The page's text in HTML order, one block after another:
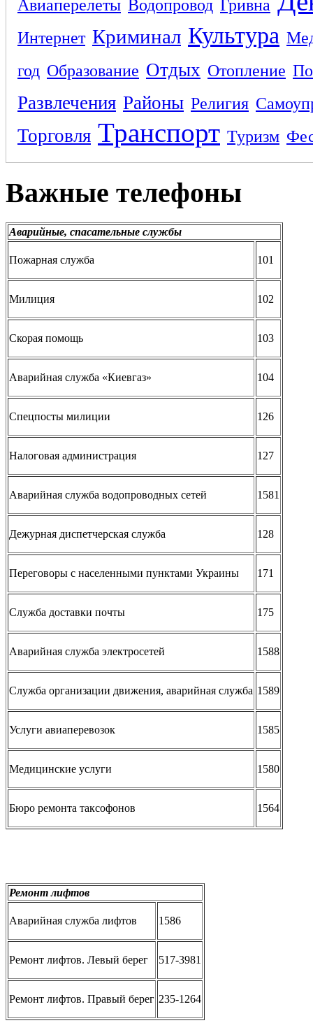
Авиаперелеты Водопровод Гривна
Интернет Криминал Культура
год Образование Отдых Отопление
Развлечения Районы Религия
Торговля Транспорт Туризм
Важные телефоны
Аварийные, спасательные службы
Пожарная служба 101
Милиция 102
Скорая помощь 103
Аварийная служба «Киевгаз» 104
Спецпосты милиции 126
Налоговая администрация 127
Аварийная служба водопроводных сетей 1581
Дежурная диспетчерская служба 128
Переговоры с населенными пунктами Украины 171
Служба доставки почты 175
Аварийная служба электросетей 1588
Служба организации движения, аварийная служба 1589
Услуги авиаперевозок 1585
Медицинские услуги 1580
Бюро ремонта таксофонов 1564
Ремонт лифтов
Аварийная служба лифтов 1586
Ремонт лифтов. Левый берег 517-3981
Ремонт лифтов. Правый берег 235-1264